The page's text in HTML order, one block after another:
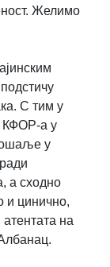
Желимо
С тим у
КФОР-а у
у
а сходно
и цинично,
на